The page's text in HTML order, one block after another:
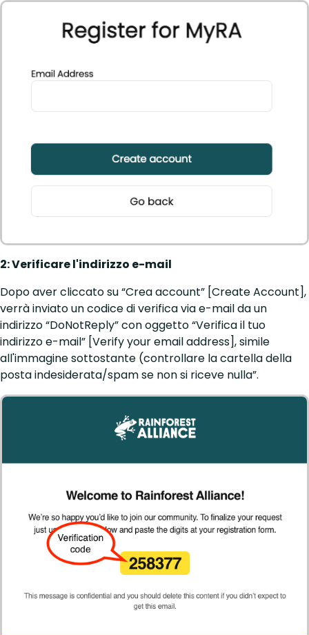
2: Verificare l'indirizzo e-mail
Dopo aver cliccato su “Crea account” [Create Account],
verrà inviato un codice di verifica via e-mail da un
indirizzo “DoNotReply” con oggetto “Verifica il tuo
indirizzo e-mail” [Verify your email address], simile
all'immagine sottostante (controllare la cartella della
posta indesiderata/spam se non si riceve nulla”.